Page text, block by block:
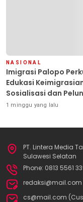
NASIONAL
Imigrasi Palopo
Edukasi
Sosialisasi dan
Inovasi Chatbot “IT
1 minggu yang lalu
PT. Lintera Media
Sulawesi Selatan
Phone: 0813 5561
redaksi@mail.com
cs@mail.com